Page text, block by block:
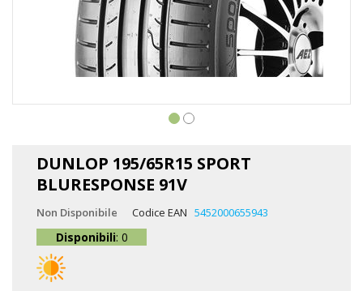
DUNLOP 195/65R15 SPORT
BLURESPONSE 91V
Non Disponibile Codice EAN 5452000655943
Disponibili: 0
galleria
immagini